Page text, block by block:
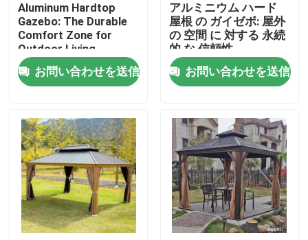
家
プロダクト
私達について
工場旅行
品質管理
Aluminum Hardtop
Gazebo: The Durable
Comfort Zone for
Outdoor Living
お問い合わせを送信
アルミニウム ハード
屋根 の ガイゼボ: 屋外
の 空間 に 対する 永続
的 な 信頼性
お問い合わせを送信